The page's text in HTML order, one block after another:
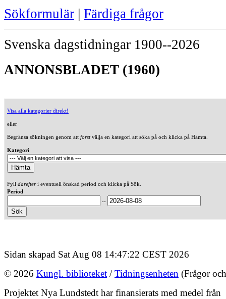
Sökformulär | Färdiga frågor
Svenska dagstidningar 1900--2026
ANNONSBLADET (1960)
Visa alla kategorier direkt!
eller
Begränsa sökningen genom att förstvälja en kategori att söka på och klicka på Hämta.
Kategori
Fyll därefteri eventuell önskad period och klicka på Sök.
Period
--
Sidan skapad Sat Aug 08 14:47:22 CEST 2026
© 2026 Kungl. biblioteket /Tidningsenheten (Frågor
Projektet Nya Lundstedt har finansierats med medel från